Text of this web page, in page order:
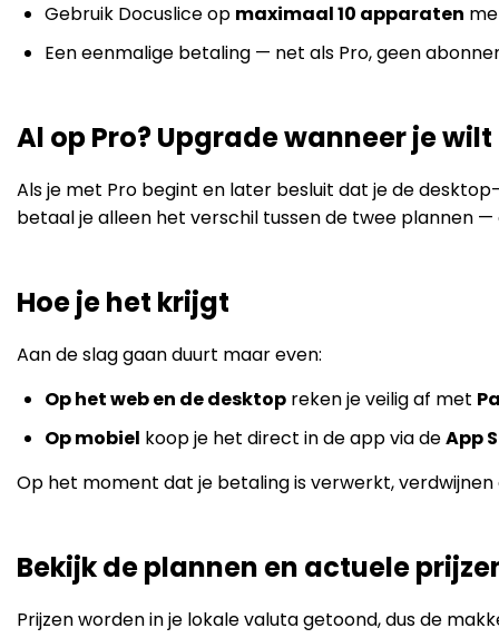
Gebruik Docuslice op maximaal 10 apparaten
Een eenmalige betaling — net als Pro, geen
Al op Pro? Upgrade wanneer je wilt
Als je met Pro begint en later besluit dat je de
betaal je alleen het verschil tussen de twee plannen
Hoe je het krijgt
Aan de slag gaan duurt maar even:
Op het web en de desktop reken je veilig af met
Op mobiel koop je het direct in de app via deApp
Op het moment dat je betaling is verwerkt,
Bekijk de plannen en actuele
Prijzen worden in je lokale valuta getoond, dus de